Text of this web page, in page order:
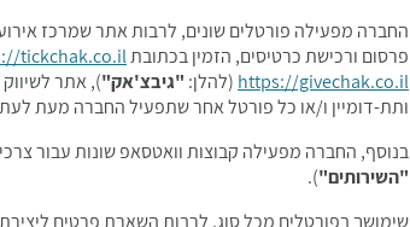
החברה מפעילה פורטלים שונים, לרבות אתר שמרכז
פרסום ורכישת כרטיסים, הזמין בכתובתtickchak.co.il
https://givechak.co.il (להלן: "גיבצ'אק"), אתר
ותת-דומיין ו/או כל פורטל אחר שתפעיל החברה מעת
בנוסף, החברה מפעילה קבוצות וואטסאפ שונות עבור
"השירותים").
שימושך בפורטלים מכל סוג, לרבות השארת פרטים